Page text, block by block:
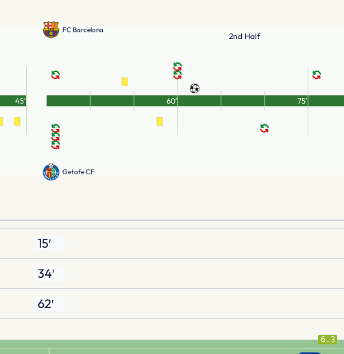
45′
FC Barcelona
2nd Half
Getafe CF
60′ 75′
15′
34′
62′
6.3